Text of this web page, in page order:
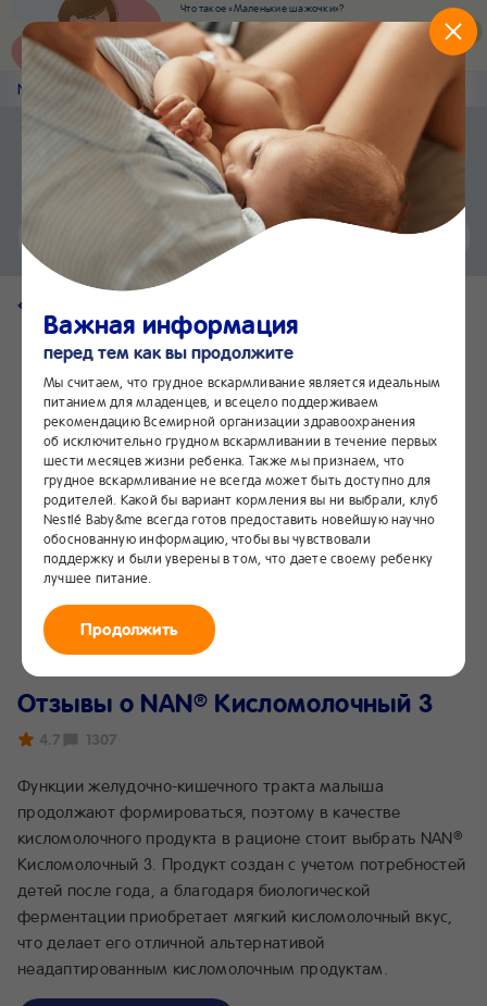
Что такое «Маленькие шажочки»?
Наш новый суперсервис для отслеживания
развития вашего малыша
Попробовать сейчас
Nestlé Baby &me Наши продукты
Приложение Nestlé Baby&me
Еще быстрее и удобнее
Установить
Чат24/7
Отзывы о NAN®Кисломолочный 3
4.7 1307
Функции желудочно-кишечного тракта малыша
продолжают формироваться, поэтому в качестве
кисломолочного продукта в рационе стоит выбрать NAN®
Кисломолочный 3. Продукт создан с учетом потребностей
детей после года, а благодаря биологической
ферментации приобретает мягкий кисломолочный вкус,
что делает его отличной альтернативой
неадаптированным кисломолочным продуктам.
Важная информация
перед тем как вы продолжите
Мы считаем, что грудное вскармливание является идеальным
питанием для младенцев, и всецело поддерживаем
рекомендацию Всемирной организации здравоохранения
об исключительно грудном вскармливании в течение первых
шести месяцев жизни ребенка. Также мы признаем, что
грудное вскармливание не всегда может быть доступно для
родителей. Какой бы вариант кормления вы ни выбрали, клуб
Nestlé Baby&me всегда готов предоставить новейшую научно
обоснованную информацию, чтобы вы чувствовали
поддержку и были уверены в том, что даете своему ребенку
лучшее питание.
Продолжить